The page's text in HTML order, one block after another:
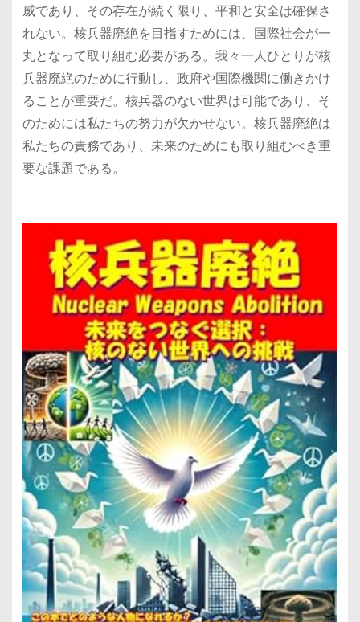
威であり、その存在が続く限り、平和と安全は確保さ
れない。核兵器廃絶を目指すためには、国際社会が一
丸となって取り組む必要がある。我々一人ひとりが核
兵器廃絶のために行動し、政府や国際機関に働きかけ
ることが重要だ。核兵器のない世界は可能であり、そ
のためには私たちの努力が欠かせない。核兵器廃絶は
私たちの責務であり、未来のためにも取り組むべき重
要な課題である。